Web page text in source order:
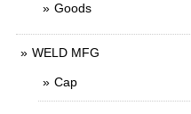
Goods
WELD MFG
Cap